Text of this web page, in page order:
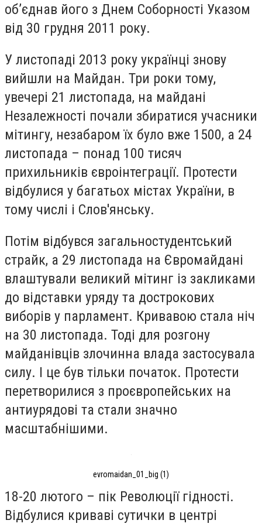
об’єднав його з Днем Соборності Указом
від 30 грудня 2011 року.
У листопаді 2013 року українці знову
вийшли на Майдан. Три роки тому,
увечері 21 листопада, на майдані
Незалежності почали збиратися учасники
мітингу, незабаром їх було вже 1500, а 24
листопада – понад 100 тисяч
прихильників євроінтеграції. Протести
відбулися у багатьох містах України, в
тому числі і Слов'янську.
Потім відбувся загальностудентський
страйк, а 29 листопада на Євромайдані
влаштували великий мітинг із закликами
до відставки уряду та дострокових
виборів у парламент. Кривавою стала ніч
на 30 листопада. Тоді для розгону
майданівців злочинна влада застосувала
силу. І це був тільки початок. Протести
перетворилися з проєвропейських на
антиурядові та стали значно
масштабнішими.
evromaidan_01_big (1)
18-20 лютого – пік Революції гідності.
Відбулися криваві сутички в центрі